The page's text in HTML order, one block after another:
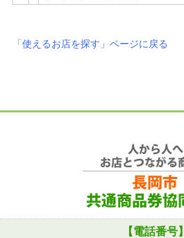
「使えるお店を探す」ページに戻る
【電話番号】